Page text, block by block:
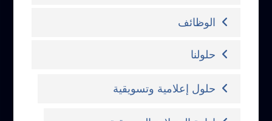
الوظائف
حلولنا
حلول إعلامية وتسويقية